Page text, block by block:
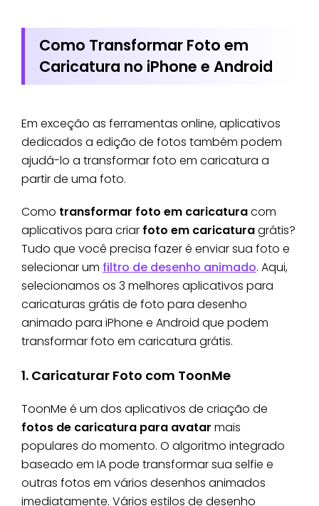
Como Transformar Foto em
Caricatura no iPhone e Android
Em exceção as ferramentas online, aplicativos
dedicados a edição de fotos também podem
ajudá-lo a transformar foto em caricatura a
partir de uma foto.
Como transformar foto em caricaturacom
aplicativos para criar foto em caricaturagrátis?
Tudo que você precisa fazer é enviar sua foto e
selecionar um filtro de desenho animado. Aqui,
selecionamos os 3 melhores aplicativos para
caricaturas grátis de foto para desenho
animado para iPhone e Android que podem
transformar foto em caricatura grátis.
1. Caricaturar Foto com ToonMe
ToonMe é um dos aplicativos de criação de
fotos de caricatura para avatar mais
populares do momento. O algoritmo integrado
baseado em IA pode transformar sua selfie e
outras fotos em vários desenhos animados
imediatamente. Vários estilos de desenho